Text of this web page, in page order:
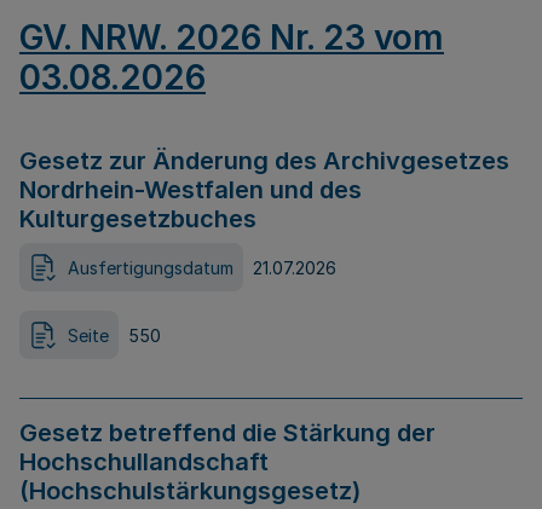
GV. NRW. 2026 Nr. 23 vom
03.08.2026
Gesetz zur Änderung des Archivgesetzes
Nordrhein-Westfalen und des
Kulturgesetzbuches
Ausfertigungsdatum 21.07.2026
Seite 550
Gesetz betreffend die Stärkung der
Hochschullandschaft
(Hochschulstärkungsgesetz)